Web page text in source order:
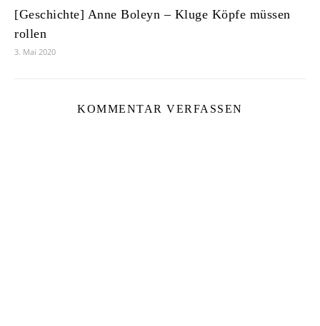
[Geschichte] Anne Boleyn – Kluge Köpfe müssen
rollen
3. Mai 2020
KOMMENTAR VERFASSEN